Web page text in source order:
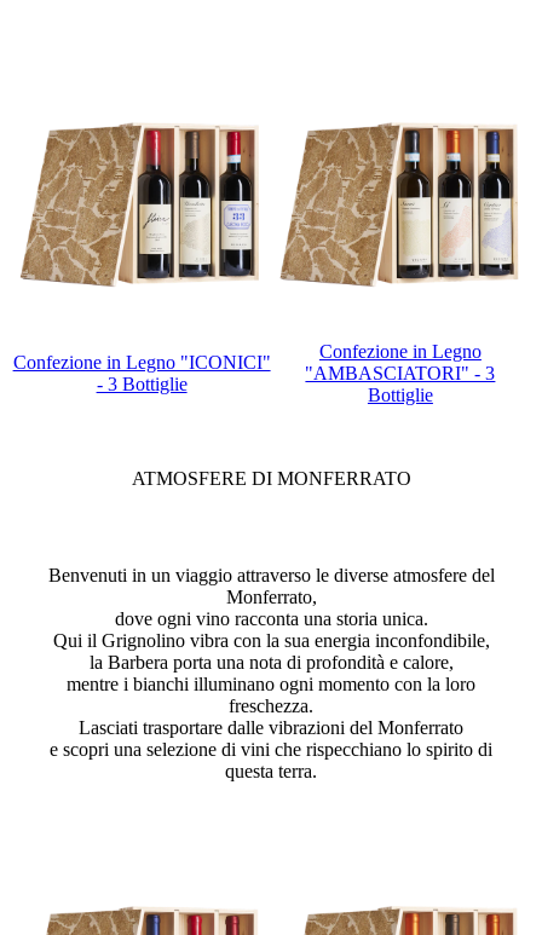
Confezione in Legno "ICONICI"
- 3 Bottiglie
Confezione in Legno
"AMBASCIATORI" - 3
Bottiglie
ATMOSFERE DI MONFERRATO
Benvenuti in un viaggio attraverso le diverse atmosfere del
Monferrato,
dove ogni vino racconta una storia unica.
Qui il Grignolino vibra con la sua energia inconfondibile,
la Barbera porta una nota di profondità e calore,
mentre i bianchi illuminano ogni momento con la loro
freschezza.
Lasciati trasportare dalle vibrazioni del Monferrato
e scopri una selezione di vini che rispecchiano lo spirito di
questa terra.